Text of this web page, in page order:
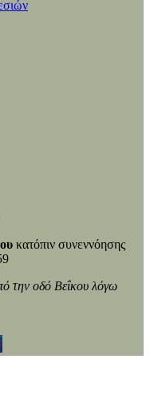
κατόπιν συνεννόησης
την οδό Βεΐκου λόγω